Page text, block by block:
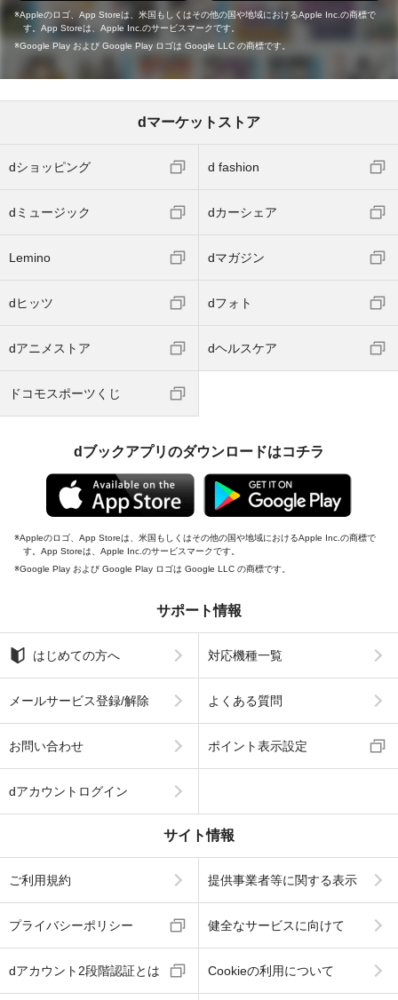
Appleのロゴ、App Storeは、米国もしくはその他の国や地域におけるApple Inc.の商標で
す。App Storeは、Apple Inc.のサービスマークです。
Google Play および Google Play ロゴは Google LLC の商標です。
dマーケットストア
dショッピング d fashion
dミュージック dカーシェア
Lemino dマガジン
dヒッツ dフォト
dアニメストア dヘルスケア
ドコモスポーツくじ
dブックアプリのダウンロードはコチラ
Appleのロゴ、App Storeは、米国もしくはその他の国や地域におけるApple Inc.の商標で
す。App Storeは、Apple Inc.のサービスマークです。
Google Play および Google Play ロゴは Google LLC の商標です。
サポート情報
はじめての方へ 対応機種一覧
メールサービス登録/解除 よくある質問
お問い合わせ ポイント表示設定
dアカウントログイン
サイト情報
ご利用規約 提供事業者等に関する表示
プライバシーポリシー 健全なサービスに向けて
dアカウント2段階認証とは Cookieの利用について